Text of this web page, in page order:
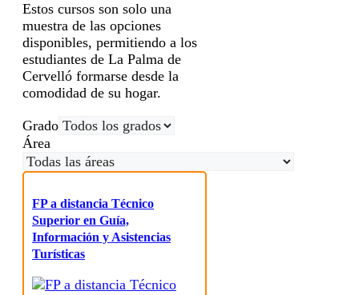
Estos cursos son solo una
muestra de las opciones
disponibles, permitiendo a los
estudiantes de La Palma de
Cervelló formarse desde la
comodidad de su hogar.
Grado
Área
FP a distancia Técnico
Superior en Guía,
Información y Asistencias
Turísticas